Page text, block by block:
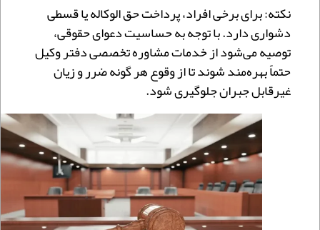
نکته: برای برخی افراد، پرداخت حق الوکاله یا قسطی
دشواری دارد. با توجه به حساسیت دعوای حقوقی،
توصیه می‌شود از خدمات مشاوره تخصصی دفتر وکیل
حتماً بهره‌مند شوند تا از وقوع هر گونه ضرر و زیان
غیرقابل جبران جلوگیری شود.